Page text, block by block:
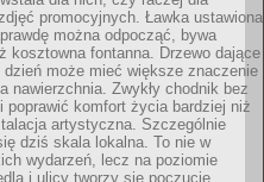
promocyjnych. Ławka ustawiona
można odpocząć, bywa
kosztowna fontanna. Drzewo dające
dzień może mieć większe znaczenie
nawierzchnia. Zwykły chodnik bez
poprawić komfort życia bardziej niż
artystyczna. Szczególnie
dziś skala lokalna. To nie w
wydarzeń, lecz na poziomie
i ulicy tworzy się poczucie